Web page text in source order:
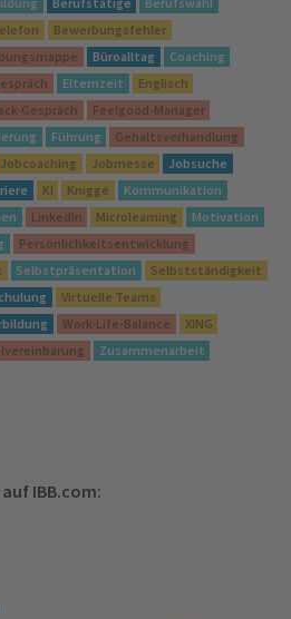
Bewerbungsfehler
Büroalltag
Coaching
Elternzeit
Englisch
Gespräch
Feelgood-Manager
Führung
Gehaltsverhandlung
Jobcoaching Jobmesse
Jobsuche
KI Knigge
Kommunikation
LinkedIn Microlearning
Motivation
Persönlichkeitsentwicklung
Selbstpräsentation
Selbstständigkeit
Virtuelle Teams
Work-Life-Balance
XING
Zusammenarbeit
IBB.com: